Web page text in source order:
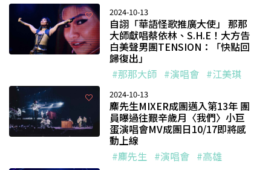
2024-10-13
自詡「華語怪歌推廣大使」 那那
大師獻唱蔡依林、S.H.E！大方告
白美聲男團TENSION：「快點回
歸復出」
#那那大師 #演唱會 #江美琪
2024-10-13
麋先生MIXER成團邁入第13年 團
員曝過往艱辛歲月〈我們〉小巨
蛋演唱會MV成團日10/17即將感
動上線
#麋先生 #演唱會 #高雄